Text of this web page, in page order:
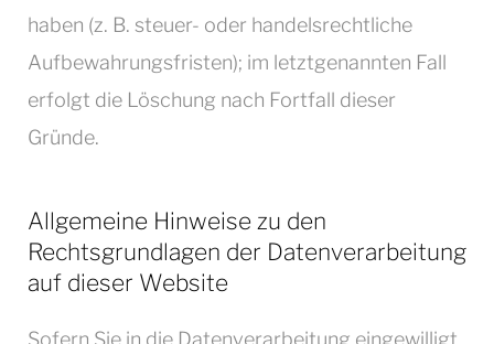
haben (z. B. steuer- oder handelsrechtliche
Aufbewahrungsfristen); im letztgenannten Fall
erfolgt die Löschung nach Fortfall dieser
Gründe.
Allgemeine Hinweise zu den
Rechtsgrundlagen der Datenverarbeitung
auf dieser Website
Sofern Sie in die Datenverarbeitung eingewilligt